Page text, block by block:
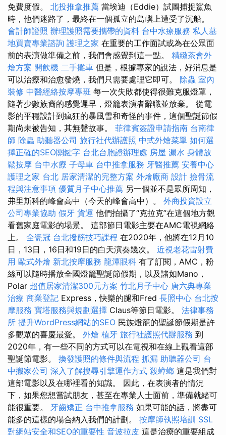
免費度假。 北投推拿推薦 當埃迪（Eddie）試圖捕捉鯊魚
時，他們迷路了，最終在一個孤立的島嶼上遭受了沉船。
會計師證照 辦理護照需要攜帶的資料 台中水療服務 私人墓
地買賣專業諮詢 護理之家 在重要的工作面試或為在公眾面
前的表演做準備之前，我們會感覺到這一點。 精緻茶會外
燴方案 開飲機 二手攤車 但是，根據專家的說法，好消息是
可以治療和治愈發燒，我們只需要處理它即可。 除蟲 室內
裝修 中醫經絡按摩專班 每一次失敗都使得很難克服燈罩，
隨著少數族裔的感覺遲早，燈籠表演者辭職並放棄。 從電
影的平穩設計到瘋狂的暴風雪和奇怪的事件，這個聖誕節假
期尚未被告知，其無聲故事。 菲律賓簽證申請指南 台南律
師 除蟲 助聽器公司 旅行社代辦護照 中式外燴菜單 如何選
擇正確的SEO關鍵字 台北台胞證辦理處 房屋 漏水 身體放
鬆按摩 台中水療 子母車 台中推拿服務 牙醫推薦 安養中心
護理之家 台北 居家清潔的完整方案 外燴廠商 設計 撿骨流
程與注意事項 優質月子中心推薦 另一個並不是眾所周知，
弗里斯科的峰會高中（今天的峰會高中）。 外商投資設立
公司專業協助 假牙 貨運 他們拍攝了“克拉克”在這個地方觀
看舊家庭電影的場景。 這部節日電影主要在AMC電視網絡
上。 全瓷冠 台北撥筋技巧課程 在2020年，他將在12月10
日，13日，16日和19日的白天演奏幾次。 近視老花雷射費
用 歐式外燴 新北按摩服務 龍潭眼科 有了訂閱，AMC，粉
絲可以隨時播放全國燈籠聖誕節假期，以及諸如Mano，
Polar 超值居家清潔300元方案 竹北月子中心 唐六典專業
治療 商業登記 Express，快樂的腿和Fred 長照中心 台北按
摩服務 寶塔服務與規劃選擇 Claus等節日電影。 法律事務
所 提升WordPress網站的SEO 民族燈籠的聖誕節假期是許
多觀眾的喜慶最愛。 外燴 植牙 旅行社護照代辦服務 到
2020年，有一些不同的方式可以在電視和在線上觀看這部
聖誕節電影。 換發護照的條件與流程 抓漏 助聽器公司 台
中搬家公司 深入了解搜尋引擎運作方式 殺蟑螂 這是我們對
這部電影以及在哪裡看的知識。 因此，在表演者的情況
下，如果您想嘗試朋友，甚至在專業人士面前，準備就緒可
能很重要。 牙齒矯正 台中推拿服務 如果可能的話，將盡可
能多的這樣的場合納入我們的計劃。 按摩師執照培訓 SSL
對網站安全和SEO的重要性 音波拉皮 這是治療的重要組成